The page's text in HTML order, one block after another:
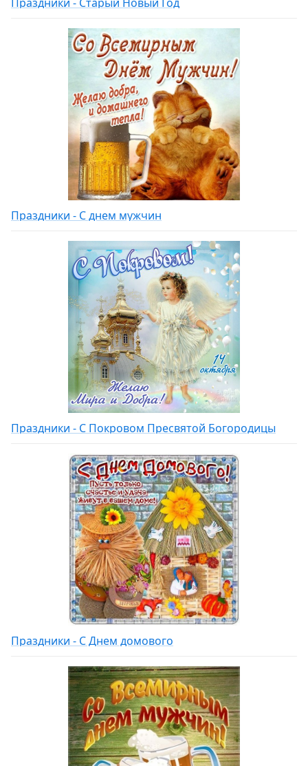
Праздники - С днем мужчин
Праздники - С Покровом Пресвятой Богородицы
Праздники - С Днем домового